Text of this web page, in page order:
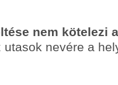
nem kötelezi
nevére a